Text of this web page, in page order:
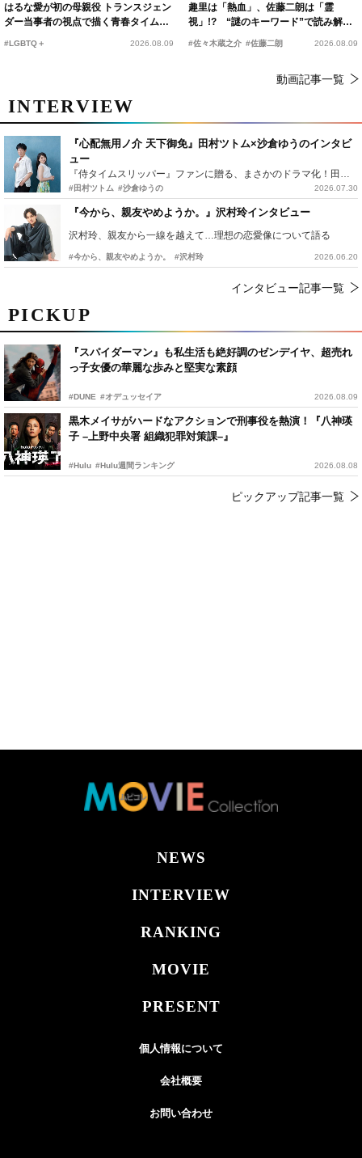
PICKUP
『スパイダーマン』も私生活も絶好調のゼンデイヤ、超売れ
っ子女優の華麗な歩みと堅実な素顔
#DUNE #オデュッセイア 2026.08.09
黒木メイサがハードなアクションで刑事役を熱演！『八神瑛
子 –上野中央署 組織犯罪対策課–』
#Hulu #Hulu週間ランキング 2026.08.08
ピックアップ記事一覧
はるな愛が初の母親役 トランスジェン
ダー当事者の視点で描く青春タイムス
#LGBTQ＋ 2026.08.09
趣里は「熱血」、佐藤二朗は「霊
視」!? “謎のキーワード”で読み解く
『踊る大捜査線 N.E.W.』新メンバー
#佐々木蔵之介 #佐藤二朗 2026.08.09
動画記事一覧
INTERVIEW
『心配無用ノ介 天下御免』田村ツトム×沙倉ゆうのインタビ
ュー
『侍タイムスリッパー』ファンに贈る、まさかのドラマ化！田村ツトム×沙倉ゆうのが語る『心配無用ノ介』撮影秘話
#田村ツトム #沙倉ゆうの 2026.07.30
『今から、親友やめようか。』沢村玲インタビュー
沢村玲、親友から一線を越えて…理想の恋愛像について語る
#今から、親友やめようか。 #沢村玲 2026.06.20
インタビュー記事一覧
NEWS
INTERVIEW
RANKING
MOVIE
PRESENT
個人情報について
会社概要
お問い合わせ